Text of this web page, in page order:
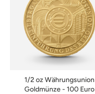
1/2 oz Währungsunion
Goldmünze - 100 Euro